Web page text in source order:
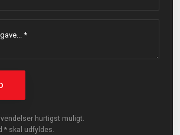
hurtigst muligt.
* skal udfyldes.​